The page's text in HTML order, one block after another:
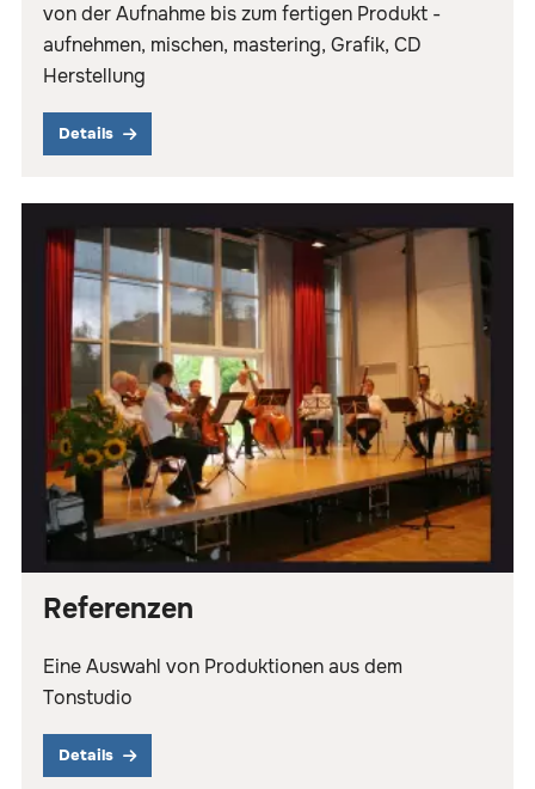
von der Aufnahme bis zum fertigen Produkt -
aufnehmen, mischen, mastering, Grafik, CD
Herstellung
Details
Referenzen
Eine Auswahl von Produktionen aus dem
Tonstudio
Details